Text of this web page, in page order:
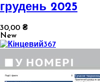
грудень 2025
30,00 ₴
New